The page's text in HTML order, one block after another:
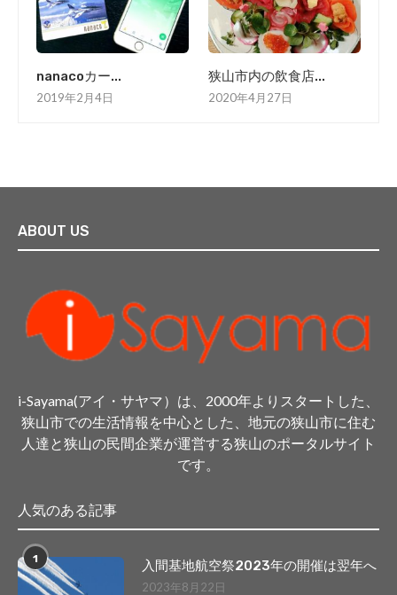
nanacoカー...
2019年2月4日
狭山市内の飲食店...
2020年4月27日
ABOUT US
i-Sayama(アイ・サヤマ）は、2000年よりスタートした、
狭山市での生活情報を中心とした、地元の狭山市に住む
人達と狭山の民間企業が運営する狭山のポータルサイト
です。
人気のある記事
1 入間基地航空祭2023年の開催は翌年へ
2023年8月22日